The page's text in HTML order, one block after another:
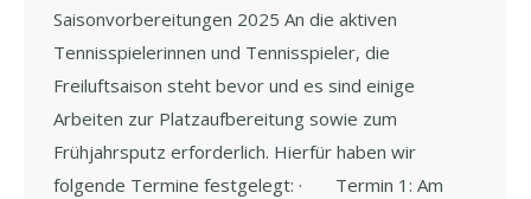
Saisonvorbereitungen 2025 An die aktiven
Tennisspielerinnen und Tennisspieler, die
Freiluftsaison steht bevor und es sind einige
Arbeiten zur Platzaufbereitung sowie zum
Frühjahrsputz erforderlich. Hierfür haben wir
folgende Termine festgelegt: · Termin 1: Am